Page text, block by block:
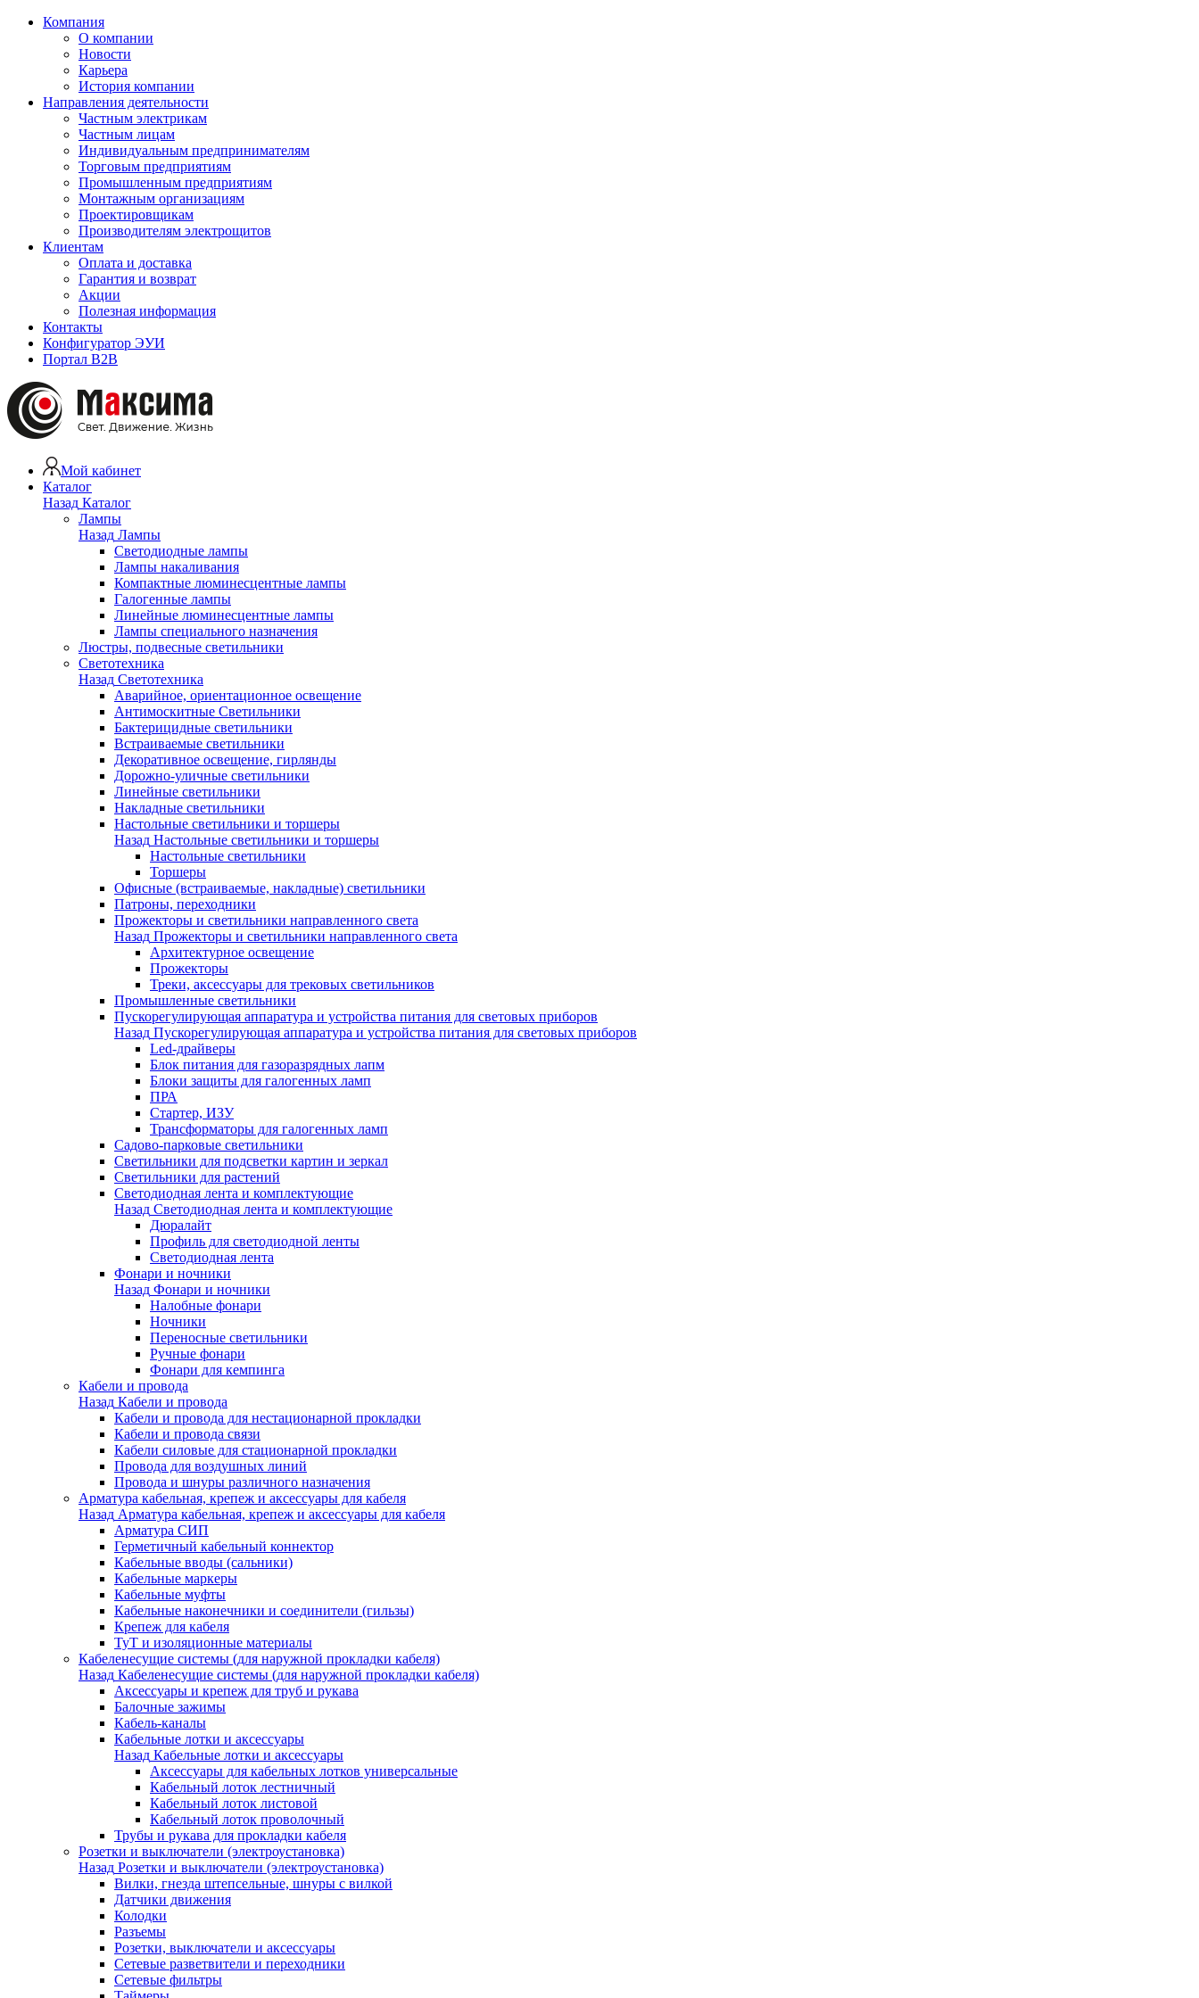
Компания
О компании
Новости
Карьера
История компании
Направления деятельности
Частным электрикам
Частным лицам
Индивидуальным предпринимателям
Торговым предприятиям
Промышленным предприятиям
Монтажным организациям
Проектировщикам
Производителям электрощитов
Клиентам
Оплата и доставка
Гарантия и возврат
Акции
Полезная информация
Контакты
Конфигуратор ЭУИ
Портал B2B
Мой кабинет
Каталог
Назад Каталог
Лампы
Назад Лампы
Светодиодные лампы
Лампы накаливания
Компактные люминесцентные лампы
Галогенные лампы
Линейные люминесцентные лампы
Лампы специального назначения
Люстры, подвесные светильники
Светотехника
Назад Светотехника
Аварийное, ориентационное освещение
Антимоскитные Светильники
Бактерицидные светильники
Встраиваемые светильники
Декоративное освещение, гирлянды
Дорожно-уличные светильники
Линейные светильники
Накладные светильники
Настольные светильники и торшеры
Назад Настольные светильники и торшеры
Настольные светильники
Торшеры
Офисные (встраиваемые, накладные) светильники
Патроны, переходники
Прожекторы и светильники направленного света
Назад Прожекторы и светильники направленного света
Архитектурное освещение
Прожекторы
Треки, аксессуары для трековых светильников
Промышленные светильники
Пускорегулирующая аппаратура и устройства питания для световых приборов
Назад Пускорегулирующая аппаратура и устройства питания для световых приборов
Led-драйверы
Блок питания для газоразрядных лапм
Блоки защиты для галогенных ламп
ПРА
Стартер, ИЗУ
Трансформаторы для галогенных ламп
Садово-парковые светильники
Светильники для подсветки картин и зеркал
Светильники для растений
Светодиодная лента и комплектующие
Назад Светодиодная лента и комплектующие
Дюралайт
Профиль для светодиодной ленты
Светодиодная лента
Фонари и ночники
Назад Фонари и ночники
Налобные фонари
Ночники
Переносные светильники
Ручные фонари
Фонари для кемпинга
Кабели и провода
Назад Кабели и провода
Кабели и провода для нестационарной прокладки
Кабели и провода связи
Кабели силовые для стационарной прокладки
Провода для воздушных линий
Провода и шнуры различного назначения
Арматура кабельная, крепеж и аксессуары для кабеля
Назад Арматура кабельная, крепеж и аксессуары для кабеля
Арматура СИП
Герметичный кабельный коннектор
Кабельные вводы (сальники)
Кабельные маркеры
Кабельные муфты
Кабельные наконечники и соединители (гильзы)
Крепеж для кабеля
ТуТ и изоляционные материалы
Кабеленесущие системы (для наружной прокладки кабеля)
Назад Кабеленесущие системы (для наружной прокладки кабеля)
Аксессуары и крепеж для труб и рукава
Балочные зажимы
Кабель-каналы
Кабельные лотки и аксессуары
Назад Кабельные лотки и аксессуары
Аксессуары для кабельных лотков универсальные
Кабельный лоток лестничный
Кабельный лоток листовой
Кабельный лоток проволочный
Трубы и рукава для прокладки кабеля
Розетки и выключатели (электроустановка)
Назад Розетки и выключатели (электроустановка)
Вилки, гнезда штепсельные, шнуры с вилкой
Датчики движения
Колодки
Разъемы
Розетки, выключатели и аксессуары
Сетевые разветвители и переходники
Сетевые фильтры